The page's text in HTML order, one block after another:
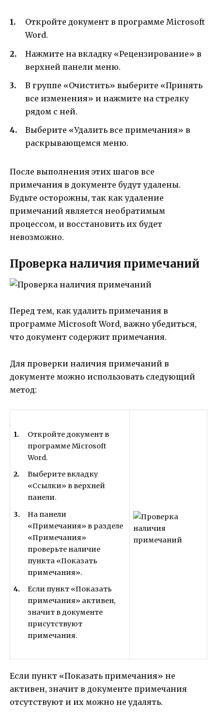
Откройте документ в программе Microsoft
Word.
Нажмите на вкладку «Рецензирование» в
верхней панели меню.
В группе «Очистить» выберите «Принять
все изменения» и нажмите на стрелку
рядом с ней.
Выберите «Удалить все примечания» в
раскрывающемся меню.
После выполнения этих шагов все
примечания в документе будут удалены.
Будьте осторожны, так как удаление
примечаний является необратимым
процессом, и восстановить их будет
невозможно.
Проверка наличия примечаний
Перед тем, как удалить примечания в
программе Microsoft Word, важно убедиться,
что документ содержит примечания.
Для проверки наличия примечаний в
документе можно использовать следующий
метод:
Откройте документ в
программе Microsoft
Word.
Выберите вкладку
«Ссылки» в верхней
панели.
На панели
«Примечания» в разделе
«Примечания»
проверьте наличие
пункта «Показать
примечания».
Если пункт «Показать
примечания» активен,
значит в документе
присутствуют
примечания.
Если пункт «Показать примечания» не
активен, значит в документе примечания
отсутствуют и их можно не удалять.